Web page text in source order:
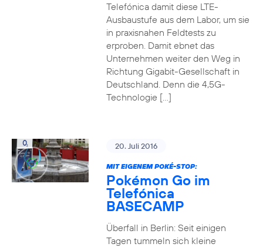
Telefónica damit diese LTE-
Ausbaustufe aus dem Labor, um sie
in praxisnahen Feldtests zu
erproben. Damit ebnet das
Unternehmen weiter den Weg in
Richtung Gigabit-Gesellschaft in
Deutschland. Denn die 4,5G-
Technologie […]
20. Juli 2016
MIT EIGENEM POKÉ-STOP:
Pokémon Go im
Telefónica
BASECAMP
Überfall in Berlin: Seit einigen
Tagen tummeln sich kleine